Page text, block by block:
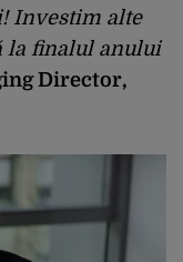
Investim alte
la finalul anului
Director,